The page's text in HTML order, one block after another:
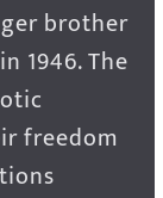
brother
1946. The
freedom